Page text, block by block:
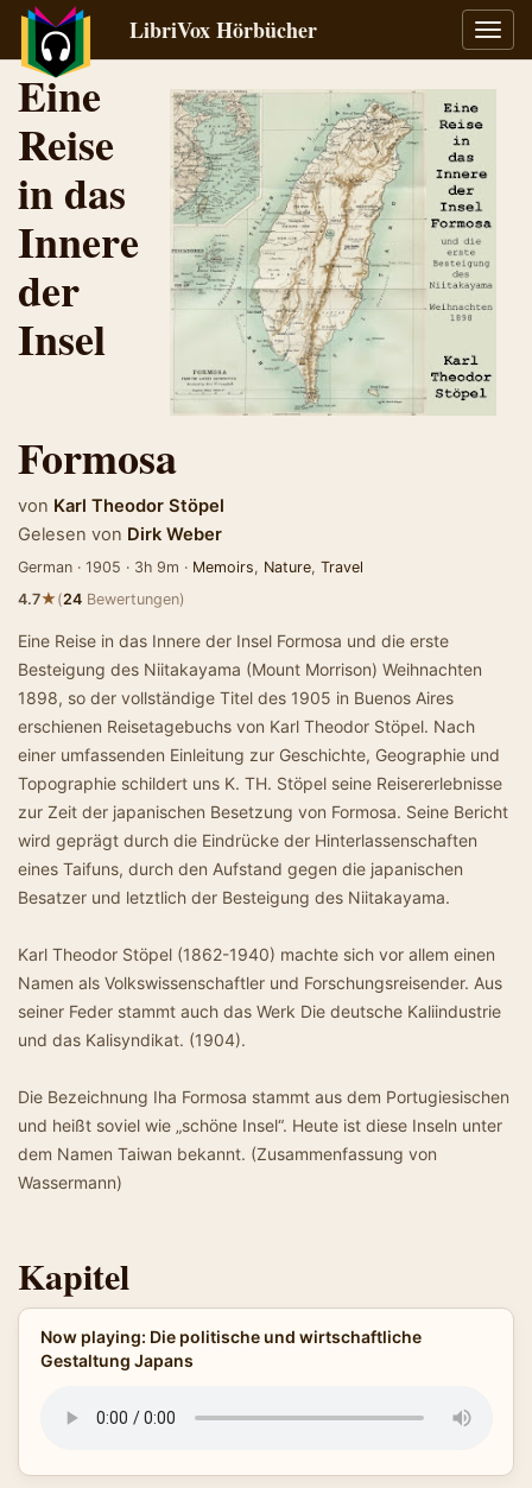
LibriVox Hörbücher
Eine
Reise
in das
Innere
der
Insel
Formosa
von Karl Theodor Stöpel
Gelesen von Dirk Weber
German · 1905 · 3h 9m · Memoirs, Nature, Travel
4.7★(24 Bewertungen)
Eine Reise in das Innere der Insel Formosa und die erste
Besteigung des Niitakayama (Mount Morrison) Weihnachten
1898, so der vollständige Titel des 1905 in Buenos Aires
erschienen Reisetagebuchs von Karl Theodor Stöpel. Nach
einer umfassenden Einleitung zur Geschichte, Geographie und
Topographie schildert uns K. TH. Stöpel seine Reisererlebnisse
zur Zeit der japanischen Besetzung von Formosa. Seine Bericht
wird geprägt durch die Eindrücke der Hinterlassenschaften
eines Taifuns, durch den Aufstand gegen die japanischen
Besatzer und letztlich der Besteigung des Niitakayama.
Karl Theodor Stöpel (1862-1940) machte sich vor allem einen
Namen als Volkswissenschaftler und Forschungsreisender. Aus
seiner Feder stammt auch das Werk Die deutsche Kaliindustrie
und das Kalisyndikat. (1904).
Die Bezeichnung Iha Formosa stammt aus dem Portugiesischen
und heißt soviel wie „schöne Insel“. Heute ist diese Inseln unter
dem Namen Taiwan bekannt. (Zusammenfassung von
Wassermann)
Kapitel
Now playing: Die politische und wirtschaftliche
Gestaltung Japans